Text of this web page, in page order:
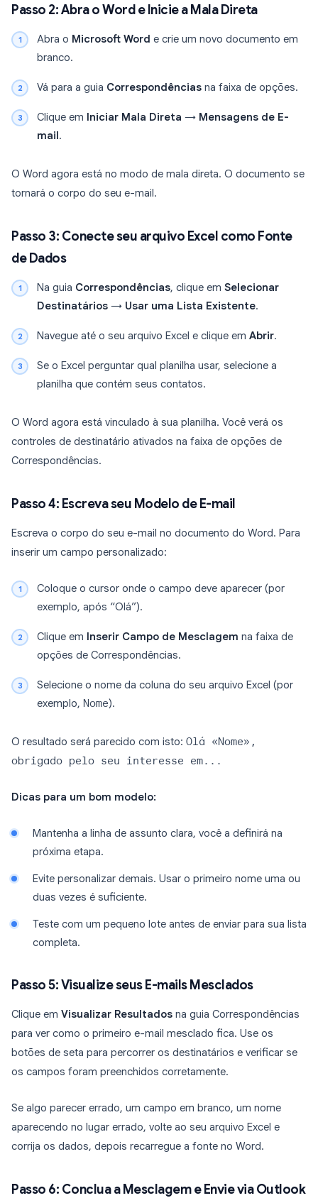
Passo 2: Abra o Word e Inicie a Mala Direta
Abra o Microsoft Word e crie um novo documento em
branco.
Vá para a guia Correspondências na faixa de opções.
Clique em Iniciar Mala Direta → Mensagens de E-
mail .
O Word agora está no modo de mala direta. O documento se
tornará o corpo do seu e-mail.
Passo 3: Conecte seu arquivo Excel como Fonte
de Dados
Na guia Correspondências, clique em Selecionar
Destinatários → Usar uma Lista Existente.
Navegue até o seu arquivo Excel e clique em Abrir.
Se o Excel perguntar qual planilha usar, selecione a
planilha que contém seus contatos.
O Word agora está vinculado à sua planilha. Você verá os
controles de destinatário ativados na faixa de opções de
Correspondências.
Passo 4: Escreva seu Modelo de E-mail
Escreva o corpo do seu e-mail no documento do Word. Para
inserir um campo personalizado:
Coloque o cursor onde o campo deve aparecer (por
exemplo, após “Olá”).
Clique em Inserir Campo de Mesclagem na faixa de
opções de Correspondências.
Selecione o nome da coluna do seu arquivo Excel (por
exemplo, Nome).
O resultado será parecido com isto: Olá «Nome»,
obrigado pelo seu interesse em...
Dicas para um bom modelo:
Mantenha a linha de assunto clara, você a definirá na
próxima etapa.
Evite personalizar demais. Usar o primeiro nome uma ou
duas vezes é suficiente.
Teste com um pequeno lote antes de enviar para sua lista
completa.
Passo 5: Visualize seus E-mails Mesclados
Clique em Visualizar Resultados na guia Correspondências
para ver como o primeiro e-mail mesclado fica. Use os
botões de seta para percorrer os destinatários e verificar se
os campos foram preenchidos corretamente.
Se algo parecer errado, um campo em branco, um nome
aparecendo no lugar errado, volte ao seu arquivo Excel e
corrija os dados, depois recarregue a fonte no Word.
Passo 6: Conclua a Mesclagem e Envie via Outlook